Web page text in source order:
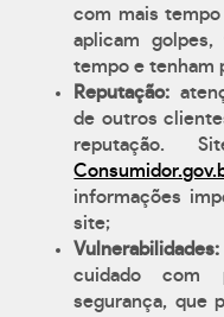
com mais
aplicam
tempo e tenham
Reputação:
de outros
reputação.
informações
site;
Vulnerabilidades:
cuidado com
segurança, que